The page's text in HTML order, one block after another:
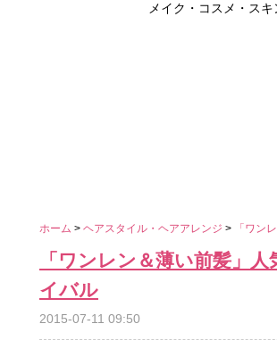
メイク・コスメ・ス
ホーム > ヘアスタイル・ヘアアレンジ > 「ワン
「ワンレン＆薄い前髪」
イバル
2015-07-11 09:50